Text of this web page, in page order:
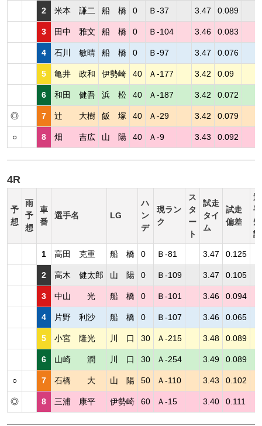
2 米本 謙二 船 橋 0 Ｂ-37 3.47 0.089
3 田中 雅文 船 橋 0 Ｂ-104 3.46 0.083
4 石川 敏晴 船 橋 0 Ｂ-97 3.47 0.076
5 亀井 政和 伊勢崎 40 Ａ-177 3.42 0.09
6 和田 健吾 浜 松 40 Ａ-187 3.42 0.072
◎ 7 辻 大樹 飯 塚 40 Ａ-29 3.42 0.079
○ 8 畑 吉広 山 陽 40 Ａ-9 3.43 0.092
4R
予
想
雨
予
想
車
番
選手名 LG
ハ
ン
デ
現ラン
ク
ス
タ
ー
ト
試走
タイ
ム
試走
偏差
選
手
短
評
1 高田 克重 船 橋 0 Ｂ-81 3.47 0.125
2 高木 健太郎 山 陽 0 Ｂ-109 3.47 0.105
3 中山 光 船 橋 0 Ｂ-101 3.46 0.094
4 片野 利沙 船 橋 0 Ｂ-107 3.46 0.065
5 小宮 隆光 川 口 30 Ａ-215 3.48 0.089
6 山崎 潤 川 口 30 Ａ-254 3.49 0.089
○ 7 石橋 大 山 陽 50 Ａ-110 3.43 0.102
◎ 8 三浦 康平 伊勢崎 60 Ａ-15 3.40 0.111